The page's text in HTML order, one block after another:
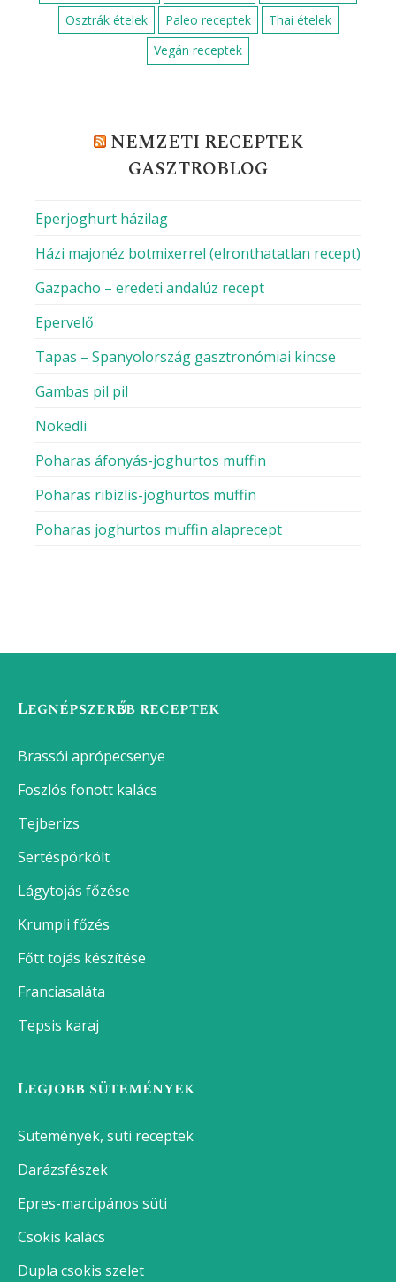
Osztrák ételek
Paleo receptek
Thai ételek
Vegán receptek
NEMZETI RECEPTEK
GASZTROBLOG
Eperjoghurt házilag
Házi majonéz botmixerrel (elronthatatlan recept)
Gazpacho – eredeti andalúz recept
Epervelő
Tapas – Spanyolország gasztronómiai kincse
Gambas pil pil
Nokedli
Poharas áfonyás-joghurtos muffin
Poharas ribizlis-joghurtos muffin
Poharas joghurtos muffin alaprecept
Legnépszerűbb receptek
Brassói aprópecsenye
Foszlós fonott kalács
Tejberizs
Sertéspörkölt
Lágytojás főzése
Krumpli főzés
Főtt tojás készítése
Franciasaláta
Tepsis karaj
Legjobb sütemények
Sütemények, süti receptek
Darázsfészek
Epres-marcipános süti
Csokis kalács
Dupla csokis szelet